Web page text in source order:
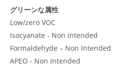
グリーンな属性
Low/zero VOC
Isocyanate - Non Intended
Formaldehyde – Non Intended
APEO - Non Intended